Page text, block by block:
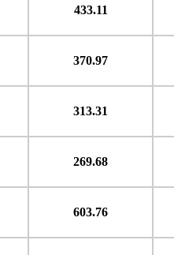
433.11
370.97
313.31
269.68
603.76